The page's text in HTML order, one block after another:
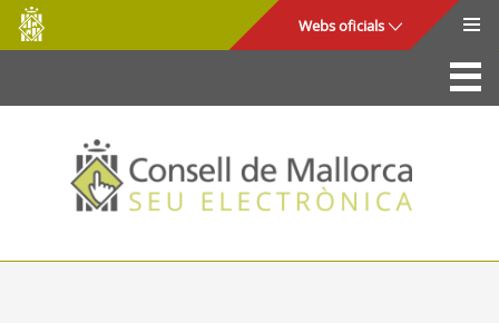
Salta al contingut principal
Consell
de
Mallorca
Webs oficials
La Seu
Consell de Mallorca
Accés i seguretat
Utilitats